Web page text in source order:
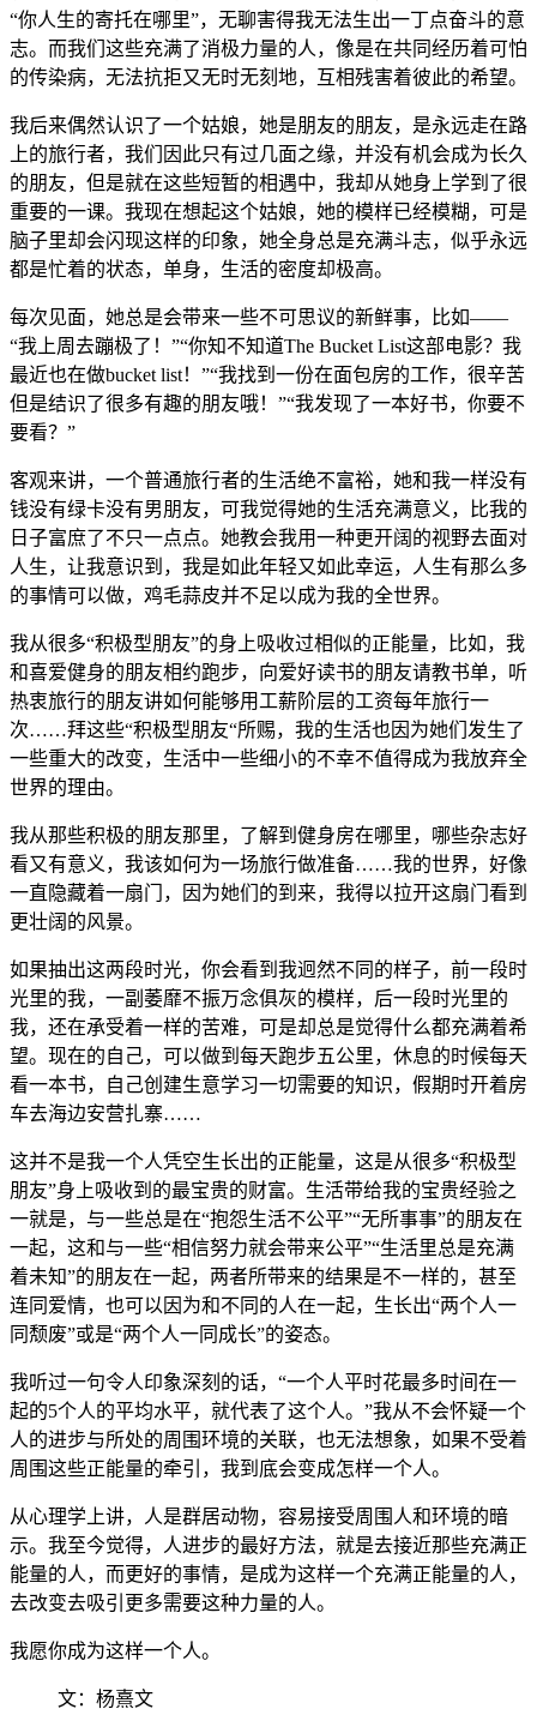
“你人生的寄托在哪里”，无聊害得我无法生出一丁点奋斗的意
志。而我们这些充满了消极力量的人，像是在共同经历着可怕
的传染病，无法抗拒又无时无刻地，互相残害着彼此的希望。
我后来偶然认识了一个姑娘，她是朋友的朋友，是永远走在路
上的旅行者，我们因此只有过几面之缘，并没有机会成为长久
的朋友，但是就在这些短暂的相遇中，我却从她身上学到了很
重要的一课。我现在想起这个姑娘，她的模样已经模糊，可是
脑子里却会闪现这样的印象，她全身总是充满斗志，似乎永远
都是忙着的状态，单身，生活的密度却极高。
每次见面，她总是会带来一些不可思议的新鲜事，比如——
“我上周去蹦极了！”“你知不知道The Bucket List这部电影？我
最近也在做bucket list！”“我找到一份在面包房的工作，很辛苦
但是结识了很多有趣的朋友哦！”“我发现了一本好书，你要不
要看？”
客观来讲，一个普通旅行者的生活绝不富裕，她和我一样没有
钱没有绿卡没有男朋友，可我觉得她的生活充满意义，比我的
日子富庶了不只一点点。她教会我用一种更开阔的视野去面对
人生，让我意识到，我是如此年轻又如此幸运，人生有那么多
的事情可以做，鸡毛蒜皮并不足以成为我的全世界。
我从很多“积极型朋友”的身上吸收过相似的正能量，比如，我
和喜爱健身的朋友相约跑步，向爱好读书的朋友请教书单，听
热衷旅行的朋友讲如何能够用工薪阶层的工资每年旅行一
次……拜这些“积极型朋友“所赐，我的生活也因为她们发生了
一些重大的改变，生活中一些细小的不幸不值得成为我放弃全
世界的理由。
我从那些积极的朋友那里，了解到健身房在哪里，哪些杂志好
看又有意义，我该如何为一场旅行做准备……我的世界，好像
一直隐藏着一扇门，因为她们的到来，我得以拉开这扇门看到
更壮阔的风景。
如果抽出这两段时光，你会看到我迥然不同的样子，前一段时
光里的我，一副萎靡不振万念俱灰的模样，后一段时光里的
我，还在承受着一样的苦难，可是却总是觉得什么都充满着希
望。现在的自己，可以做到每天跑步五公里，休息的时候每天
看一本书，自己创建生意学习一切需要的知识，假期时开着房
车去海边安营扎寨……
这并不是我一个人凭空生长出的正能量，这是从很多“积极型
朋友”身上吸收到的最宝贵的财富。生活带给我的宝贵经验之
一就是，与一些总是在“抱怨生活不公平”“无所事事”的朋友在
一起，这和与一些“相信努力就会带来公平”“生活里总是充满
着未知”的朋友在一起，两者所带来的结果是不一样的，甚至
连同爱情，也可以因为和不同的人在一起，生长出“两个人一
同颓废”或是“两个人一同成长”的姿态。
我听过一句令人印象深刻的话，“一个人平时花最多时间在一
起的5个人的平均水平，就代表了这个人。”我从不会怀疑一个
人的进步与所处的周围环境的关联，也无法想象，如果不受着
周围这些正能量的牵引，我到底会变成怎样一个人。
从心理学上讲，人是群居动物，容易接受周围人和环境的暗
示。我至今觉得，人进步的最好方法，就是去接近那些充满正
能量的人，而更好的事情，是成为这样一个充满正能量的人，
去改变去吸引更多需要这种力量的人。
我愿你成为这样一个人。
文：杨熹文